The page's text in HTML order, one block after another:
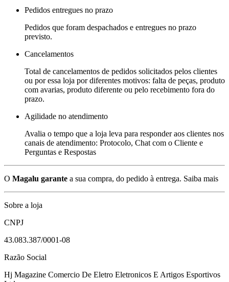
Pedidos entregues no prazo
Pedidos que foram despachados e entregues no prazo
previsto.
Cancelamentos
Total de cancelamentos de pedidos solicitados pelos clientes
ou por essa loja por diferentes motivos: falta de peças, produto
com avarias, produto diferente ou pelo recebimento fora do
prazo.
Agilidade no atendimento
Avalia o tempo que a loja leva para responder aos clientes nos
canais de atendimento: Protocolo, Chat com o Cliente e
Perguntas e Respostas
O Magalu garante a sua compra, do pedido à entrega. Saiba mais
Sobre a loja
CNPJ
43.083.387/0001-08
Razão Social
Hj Magazine Comercio De Eletro Eletronicos E Artigos Esportivos